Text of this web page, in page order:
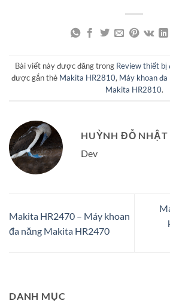
Bài viết này được đăng trong Review thiết bị
được gắn thẻ Makita HR2810, Máy khoan đa
Makita HR2810.
HUỲNH ĐỖ NHẬT
Dev
Makita HR2470 – Máy khoan
đa năng Makita HR2470
DANH MỤC